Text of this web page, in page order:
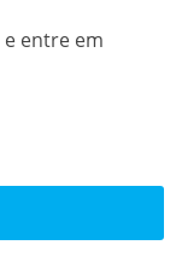
e entre em